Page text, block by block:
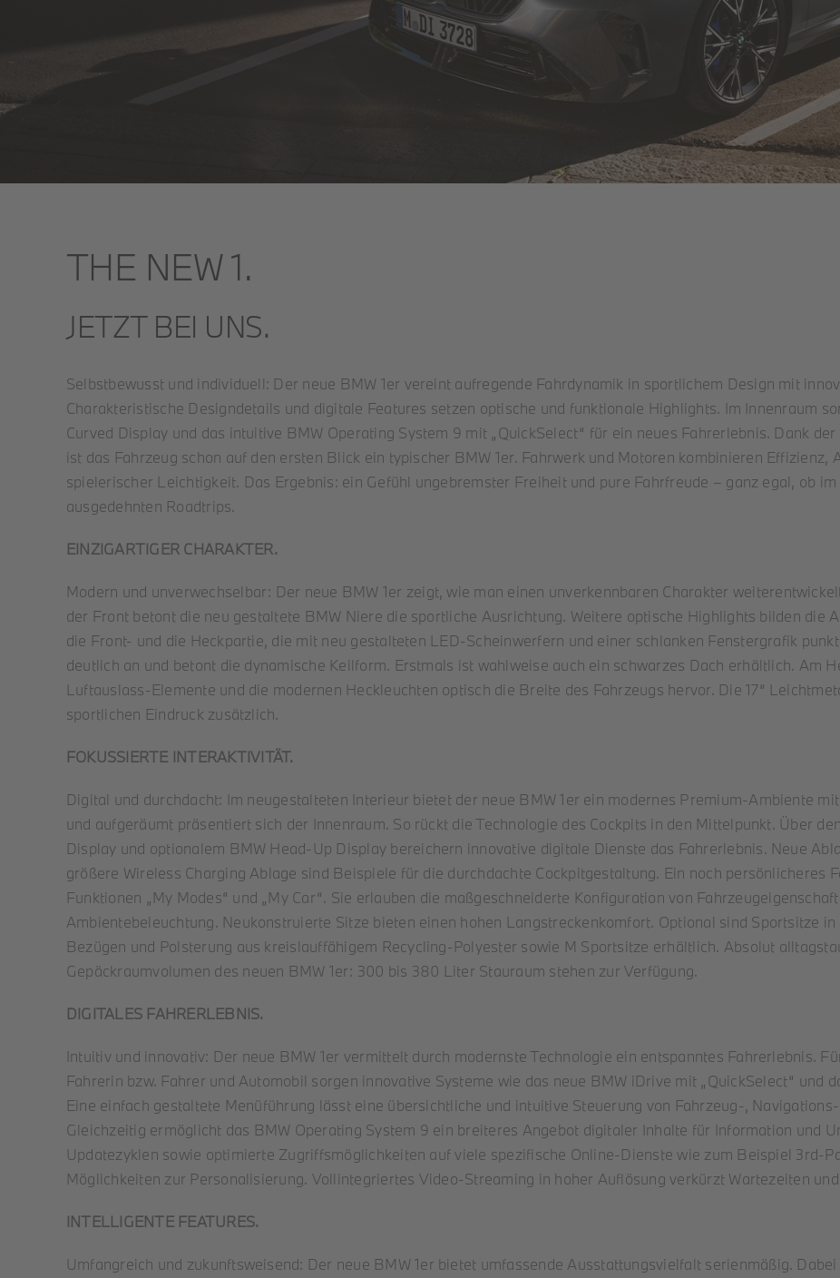
THE NEW 1.
JETZT BEI UNS.
Selbstbewusst und individuell: Der neue BMW 1er vereint aufregende Fahrdynamik in sportlichem Design mit
Charakteristische Designdetails und digitale Features setzen optische und funktionale Highlights. Im Innenraum
Curved Display und das intuitive BMW Operating System 9 mit „QuickSelect“ für ein neues Fahrerlebnis. Dank
ist das Fahrzeug schon auf den ersten Blick ein typischer BMW 1er. Fahrwerk und Motoren kombinieren Effizienz,
spielerischer Leichtigkeit. Das Ergebnis: ein Gefühl ungebremster Freiheit und pure Fahrfreude – ganz egal, ob
ausgedehnten Roadtrips.
EINZIGARTIGER CHARAKTER.
Modern und unverwechselbar: Der neue BMW 1er zeigt, wie man einen unverkennbaren Charakter
der Front betont die neu gestaltete BMW Niere die sportliche Ausrichtung. Weitere optische Highlights bilden die
die Front- und die Heckpartie, die mit neu gestalteten LED-Scheinwerfern und einer schlanken Fenstergrafik
deutlich an und betont die dynamische Keilform. Erstmals ist wahlweise auch ein schwarzes Dach erhältlich. Am
Luftauslass-Elemente und die modernen Heckleuchten optisch die Breite des Fahrzeugs hervor. Die 17“
sportlichen Eindruck zusätzlich.
FOKUSSIERTE INTERAKTIVITÄT.
Digital und durchdacht: Im neugestalteten Interieur bietet der neue BMW 1er ein modernes Premium-Ambiente
und aufgeräumt präsentiert sich der Innenraum. So rückt die Technologie des Cockpits in den Mittelpunkt. Über
Display und optionalem BMW Head-Up Display bereichern innovative digitale Dienste das Fahrerlebnis. Neue
größere Wireless Charging Ablage sind Beispiele für die durchdachte Cockpitgestaltung. Ein noch persönlicheres
Funktionen „My Modes“ und „My Car“. Sie erlauben die maßgeschneiderte Konfiguration von
Ambientebeleuchtung. Neukonstruierte Sitze bieten einen hohen Langstreckenkomfort. Optional sind Sportsitze
Bezügen und Polsterung aus kreislauffähigem Recycling-Polyester sowie M Sportsitze erhältlich. Absolut
Gepäckraumvolumen des neuen BMW 1er: 300 bis 380 Liter Stauraum stehen zur Verfügung.
DIGITALES FAHRERLEBNIS.
Intuitiv und innovativ: Der neue BMW 1er vermittelt durch modernste Technologie ein entspanntes Fahrerlebnis.
Fahrerin bzw. Fahrer und Automobil sorgen innovative Systeme wie das neue BMW iDrive mit „QuickSelect“ und
Eine einfach gestaltete Menüführung lässt eine übersichtliche und intuitive Steuerung von Fahrzeug-,
Gleichzeitig ermöglicht das BMW Operating System 9 ein breiteres Angebot digitaler Inhalte für Information und
Updatezyklen sowie optimierte Zugriffsmöglichkeiten auf viele spezifische Online-Dienste wie zum Beispiel 3rd-
Möglichkeiten zur Personalisierung. Vollintegriertes Video-Streaming in hoher Auflösung verkürzt Wartezeiten
INTELLIGENTE FEATURES.
Umfangreich und zukunftsweisend: Der neue BMW 1er bietet umfassende Ausstattungsvielfalt serienmäßig.